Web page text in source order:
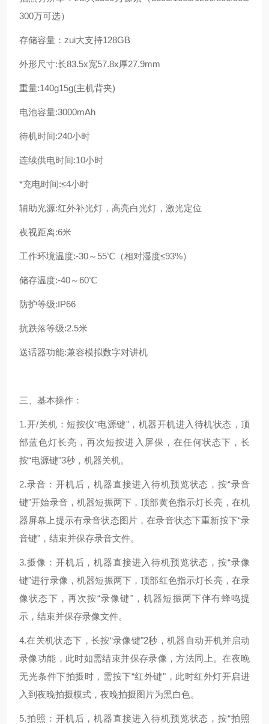
300万可选）
存储容量：zui大支持128GB
外形尺寸:长83.5x宽57.8x厚27.9mm
重量:140g15g(主机背夹)
电池容量:3000mAh
待机时间:240小时
连续供电时间:10小时
*充电时间:≤4小时
辅助光源:红外补光灯，高亮白光灯，激光定位
夜视距离:6米
工作环境温度:-30～55℃（相对湿度≤93%）
储存温度:-40～60℃
防护等级:IP66
抗跌落等级:2.5米
送话器功能:兼容模拟数字对讲机
三、基本操作：
1.开/关机：短按仪“电源键"，机器开机进入待机状态，顶
部蓝色灯长亮，再次短按进入屏保，在任何状态下，长
按“电源键"3秒，机器关机。
2.录音：开机后，机器直接进入待机预览状态，按“录音
键"开始录音，机器短振两下，顶部黄色指示灯长亮，在机
器屏幕上提示有录音状态图片，在录音状态下重新按下“录
音键"，结束并保存录音文件。
3.摄像：开机后，机器直接进入待机预览状态，按“录像
键"进行录像，机器短振两下，顶部红色指示灯长亮，在录
像状态下，再次按“录像键"，机器短振两下伴有蜂鸣提
示，结束并保存录像文件。
4.在关机状态下，长按“录像键"2秒，机器自动开机并启动
录像功能，此时如需结束并保存录像，方法同上。在夜晚
无光条件下拍摄时，需按下“红外键"，此时红外灯开启进
入到夜晚拍摄模式，夜晚拍摄图片为黑白色。
5.拍照：开机后，机器直接进入待机预览状态，按“拍照